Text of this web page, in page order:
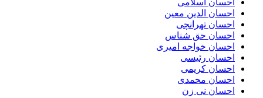
احسان اسلامی
احسان الدین معین
احسان تهرانچی
احسان حق شناس
احسان خواجه امیری
احسان رئیسی
احسان کریمی
احسان محمدی
احسان نی زن